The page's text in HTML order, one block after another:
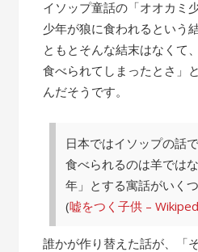
話”
イソップ童話の「オオカミ
少年が狼に食われるという
ともとそんな結末はなくて
食べられてしまったとさ」
んだそうです。
日本ではイソップの話
食べられるのは羊では
年」とする寓話がいく
(嘘をつく子供 –
誰かが作り替えた話が、「